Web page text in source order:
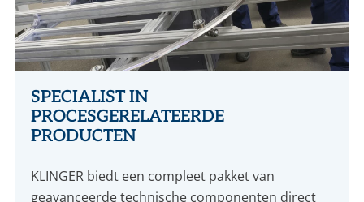
SPECIALIST IN
PROCESGERELATEERDE
PRODUCTEN
KLINGER biedt een compleet pakket van
geavanceerde technische componenten direct